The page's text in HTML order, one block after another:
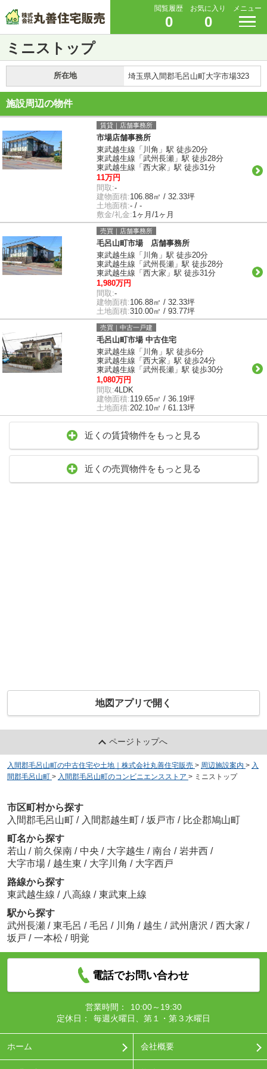
閲覧履歴
0
お気に入り
0
メニュー
ミニストップ
所在地 埼玉県入間郡毛呂山町大字市場323
施設周辺の物件
賃貸｜店舗事務所
市場店舗事務所
東武越生線「川角」駅 徒歩20分
東武越生線「武州長瀬」駅 徒歩28分
東武越生線「西大家」駅 徒歩31分
11万円
間取:-
建物面積:106.88㎡ / 32.33坪
土地面積:- / -
敷金/礼金:1ヶ月/1ヶ月
売買｜店舗事務所
毛呂山町市場 店舗事務所
東武越生線「川角」駅 徒歩20分
東武越生線「武州長瀬」駅 徒歩28分
東武越生線「西大家」駅 徒歩31分
1,980万円
間取:-
建物面積:106.88㎡ / 32.33坪
土地面積:310.00㎡ / 93.77坪
売買｜中古一戸建
毛呂山町市場 中古住宅
東武越生線「川角」駅 徒歩6分
東武越生線「西大家」駅 徒歩24分
東武越生線「武州長瀬」駅 徒歩30分
1,080万円
間取:4LDK
建物面積:119.65㎡ / 36.19坪
土地面積:202.10㎡ / 61.13坪
近くの賃貸物件をもっと見る
近くの売買物件をもっと見る
地図アプリで開く
ページトップへ
入間郡毛呂山町の中古住宅や土地｜株式会社丸善住宅販売 > 周辺施設案内 > 入
間郡毛呂山町 > 入間郡毛呂山町のコンビニエンスストア > ミニストップ
市区町村から探す
入間郡毛呂山町 / 入間郡越生町 / 坂戸市 / 比企郡鳩山町
町名から探す
若山 / 前久保南 / 中央 / 大字越生 / 南台 / 岩井西 /
大字市場 / 越生東 / 大字川角 / 大字西戸
路線から探す
東武越生線 / 八高線 / 東武東上線
駅から探す
武州長瀬 / 東毛呂 / 毛呂 / 川角 / 越生 / 武州唐沢 / 西大家 /
坂戸 / 一本松 / 明覚
電話でお問い合わせ
営業時間：
10:00～19:30
定休日：
毎週火曜日、第１・第３水曜日
ホーム 会社概要